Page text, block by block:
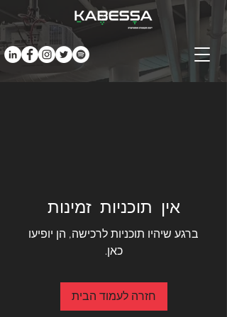
אין תוכניות זמינות
ברגע שיהיו תוכניות לרכישה, הן יופיעו
כאן.
חזרה לעמוד הבית